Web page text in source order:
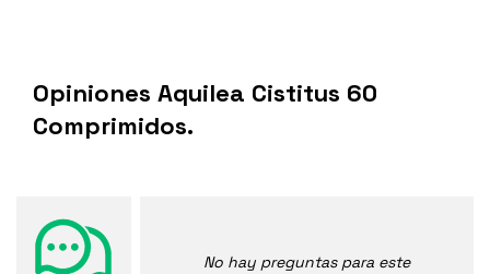
Opiniones Aquilea Cistitus 60
Comprimidos.
No hay preguntas para este